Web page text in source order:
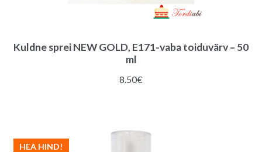
Kuldne sprei NEW GOLD, E171-vaba toiduvärv – 50
ml
8.50€
HEA HIND!